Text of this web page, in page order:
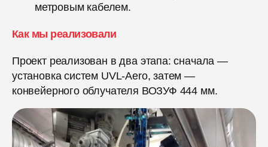
метровым кабелем.
Как мы реализовали
Проект реализован в два этапа: сначала —
установка систем UVL-Aero, затем —
конвейерного облучателя ВОЗУФ 444 мм.